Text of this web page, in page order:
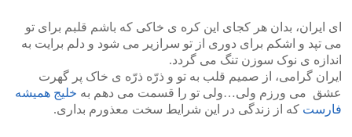
ای ایران، بدان هر کجای این کره ی خاکی که باشم قلبم برای تو
می تپد و اشکم برای دوری از تو سرازیر می شود و دلم برایت به
اندازه ی نوک سوزن تنگ می گردد.
ایران گرامی، از صمیم قلب به تو و ذرّه ذرّه ی خاک پر گهرت
عشق می ورزم ولی…ولی تو را قسمت می دهم به خلیج همیشه
فارست که از زندگی در این شرایط سخت معذورم بداری.